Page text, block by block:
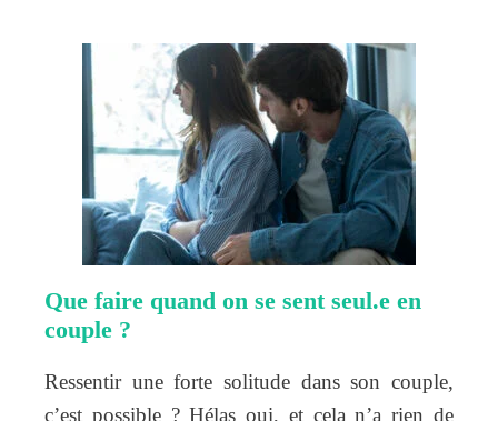
Que faire quand on se sent seul.e en
couple ?
Ressentir une forte solitude dans son couple,
c’est possible ? Hélas oui, et cela n’a rien de